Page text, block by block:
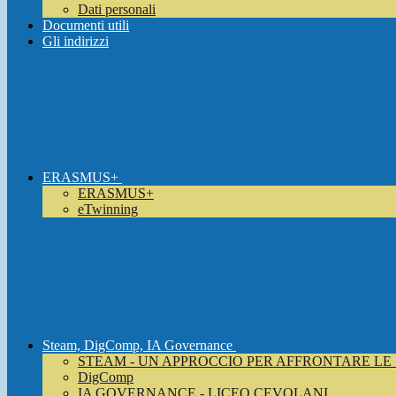
Dati personali
Documenti utili
Gli indirizzi
ERASMUS+
ERASMUS+
eTwinning
Steam, DigComp, IA Governance
STEAM - UN APPROCCIO PER AFFRONTARE
DigComp